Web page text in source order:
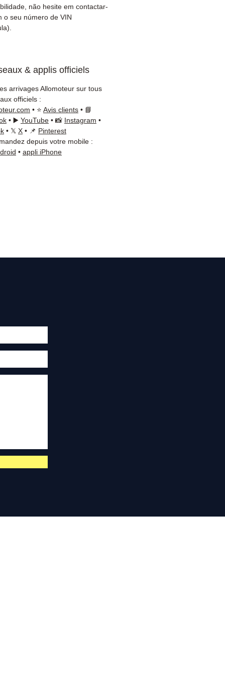
envio
de 3 meses incluída
rápida com rastreio
de um conselho ?
nos no+33 6 38 71 66 54
disponível) — Segunda
9h-18h.
não hesite em contactar-
o seu número de VIN
& applis officiels
arrivages Allomoteur sur tous
officiels :
• ⭐ Avis clients • 📘
• ▶️ YouTube • 📸 Instagram •
• 𝕏 X • 📌 Pinterest
depuis votre mobile :
• appli iPhone